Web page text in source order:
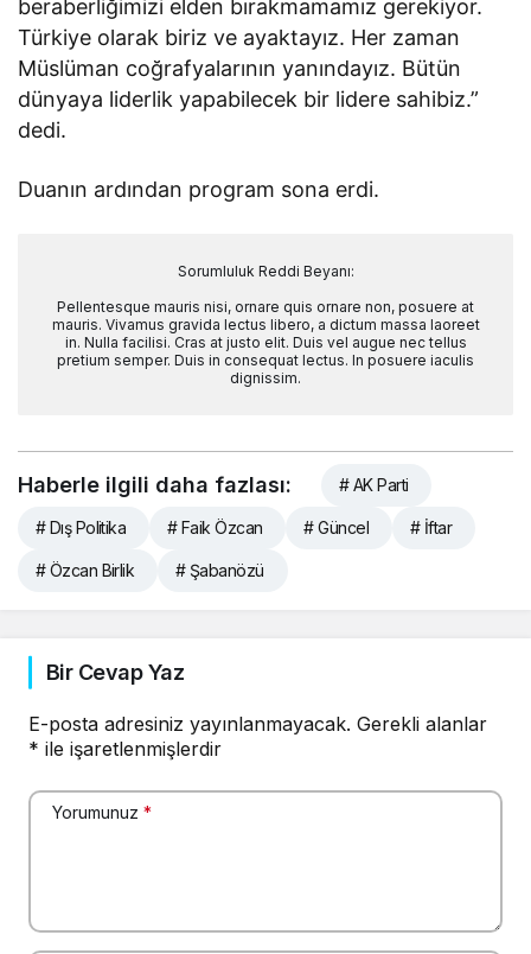
beraberliğimizi elden bırakmamamız gerekiyor.
Türkiye olarak biriz ve ayaktayız. Her zaman
Müslüman coğrafyalarının yanındayız. Bütün
dünyaya liderlik yapabilecek bir lidere sahibiz.”
dedi.
Duanın ardından program sona erdi.
Sorumluluk Reddi Beyanı:
Pellentesque mauris nisi, ornare quis ornare non, posuere at
mauris. Vivamus gravida lectus libero, a dictum massa laoreet
in. Nulla facilisi. Cras at justo elit. Duis vel augue nec tellus
pretium semper. Duis in consequat lectus. In posuere iaculis
dignissim.
Haberle ilgili daha fazlası: # AK Parti
# Dış Politika # Faik Özcan # Güncel # İftar
# Özcan Birlik # Şabanözü
Bir Cevap Yaz
E-posta adresiniz yayınlanmayacak. Gerekli alanlar
* ile işaretlenmişlerdir
Yorumunuz *